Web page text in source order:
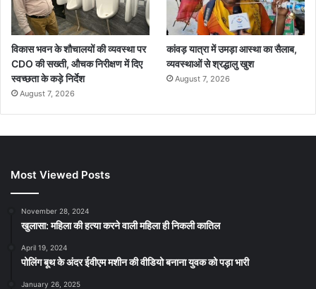
विकास भवन के शौचालयों की व्यवस्था पर
CDO की सख्ती, औचक निरीक्षण में दिए
स्वच्छता के कड़े निर्देश
August 7, 2026
कांवड़ यात्रा में उमड़ा आस्था का सैलाब,
व्यवस्थाओं से श्रद्धालु खुश
August 7, 2026
Most Viewed Posts
November 28, 2024
खुलासा: महिला की हत्या करने वाली महिला ही निकली कातिल
April 19, 2024
पोलिंग बूथ के अंदर ईवीएम मशीन की वीडियो बनाना युवक को पड़ा भारी
January 26, 2025